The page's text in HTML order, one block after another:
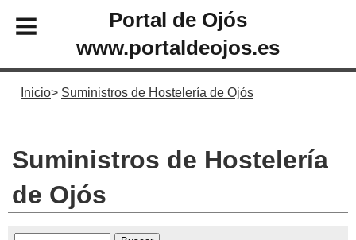
Portal de Ojós
www.portaldeojos.es
Inicio Suministros de Hostelería de Ojós
Suministros de Hostelería
de Ojós